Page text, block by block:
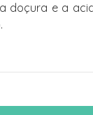
doçura e a